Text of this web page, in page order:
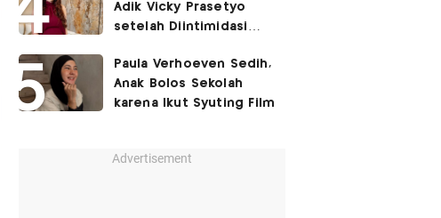
Adik Vicky Prasetyo
setelah Diintimidasi
Paula Verhoeven Sedih,
Anak Bolos Sekolah
karena Ikut Syuting Film
Advertisement